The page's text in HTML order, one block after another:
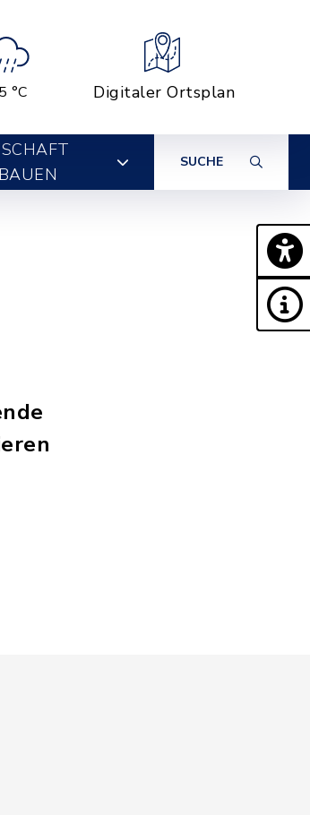
°C Digitaler Ortsplan
SUCHE